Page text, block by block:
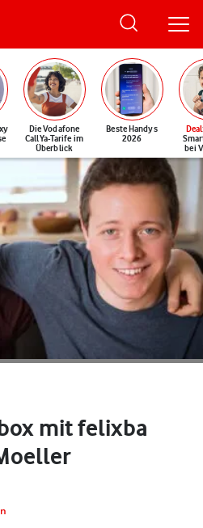
Die Vodafone
CallYa-Tarife im
Überblick
Beste Handys
2026
Deal
bei
mit felixba